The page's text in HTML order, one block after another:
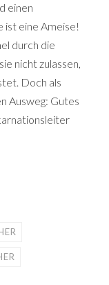
einen
eine Ameise!
durch die
nicht zulassen,
Doch als
Ausweg: Gutes